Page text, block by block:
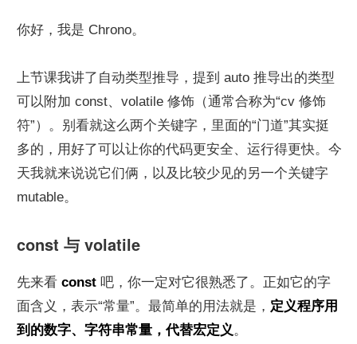
你好，我是 Chrono。
上节课我讲了自动类型推导，提到 auto 推导出的类型
可以附加 const、volatile 修饰（通常合称为“cv 修饰
符”）。别看就这么两个关键字，里面的“门道”其实挺
多的，用好了可以让你的代码更安全、运行得更快。今
天我就来说说它们俩，以及比较少见的另一个关键字
mutable。
const 与 volatile
先来看 const 吧，你一定对它很熟悉了。正如它的字
面含义，表示“常量”。最简单的用法就是， 定义程序用
到的数字、字符串常量，代替宏定义 。